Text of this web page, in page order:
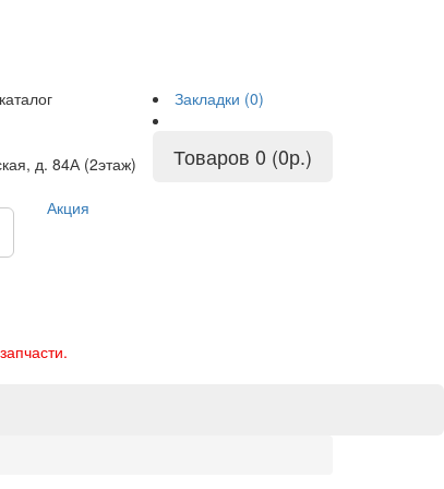
д. 84А (2этаж)
Закладки (0)
Товаров 0 (0р.)
Акция